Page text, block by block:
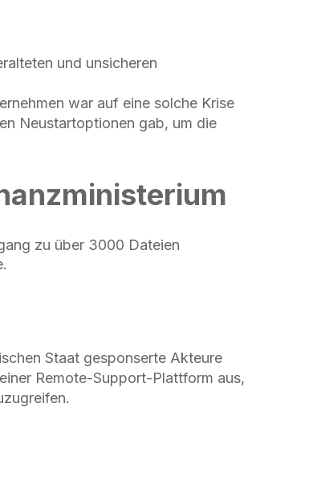
und unsicheren
war auf eine solche Krise
Neustartoptionen gab, um die
zu über 3000 Dateien
Staat gesponserte Akteure
Remote-Support-Plattform aus,